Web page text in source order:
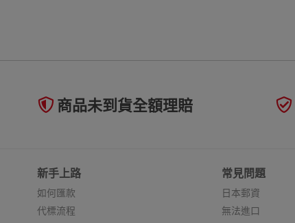
商品未到貨全額理賠
新手上路
如何匯款
代標流程
常見問題
日本郵資
無法進口